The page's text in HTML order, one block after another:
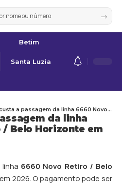
Betim
Santa Luzia
da linha
/ Belo Horizonte em
passagem da linha 6660 Novo Retiro / Belo Horizonte em 2026?
6660 Novo Retiro / Belo
em 2026. O pagamento pode ser